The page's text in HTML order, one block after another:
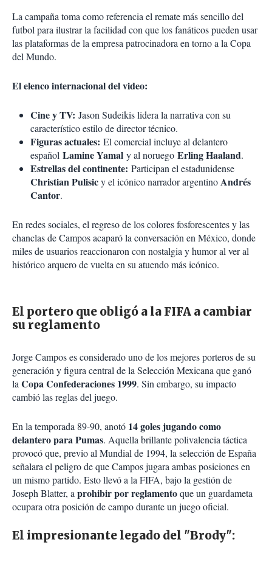
La campaña toma como referencia el remate más sencillo del
futbol para ilustrar la facilidad con que los fanáticos pueden usar
las plataformas de la empresa patrocinadora en torno a la Copa
del Mundo.
El elenco internacional del video:
Cine y TV: Jason Sudeikis lidera la narrativa con su
característico estilo de director técnico.
Figuras actuales: El comercial incluye al delantero
español Lamine Yamal y al noruego Erling Haaland.
Estrellas del continente: Participan el estadunidense
Christian Pulisicy el icónico narrador argentinoAndrés
Cantor.
En redes sociales, el regreso de los colores fosforescentes y las
chanclas de Campos acaparó la conversación en México, donde
miles de usuarios reaccionaron con nostalgia y humor al ver al
histórico arquero de vuelta en su atuendo más icónico.
El portero que obligó a la FIFA a cambiar
su reglamento
Jorge Campos es considerado uno de los mejores porteros de su
generación y figura central de la Selección Mexicana que ganó
laCopa Confederaciones 1999. Sin embargo, su impacto
cambió las reglas del juego.
En la temporada 89-90, anotó 14 goles jugando como
delantero para Pumas. Aquella brillante polivalencia táctica
provocó que, previo al Mundial de 1994, la selección de España
señalara el peligro de que Campos jugara ambas posiciones en
un mismo partido. Esto llevó a la FIFA, bajo la gestión de
Joseph Blatter, aprohibir por reglamentoque un guardameta
ocupara otra posición de campo durante un juego oficial.
El impresionante legado del "Brody":